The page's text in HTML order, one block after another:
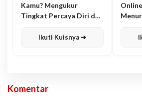
Kamu? Mengukur
Tingkat Percaya Diri dan
Ikuti Kuisnya ➔
Komentar